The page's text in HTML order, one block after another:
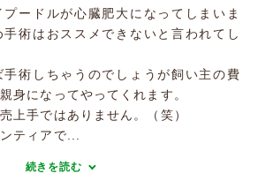
ードルが心臓肥大になってしまいま
手術はおススメできないと言われてし
術しちゃうのでしょうが飼い主の費
身になってやってくれます。
上手ではありません。（笑）
ティアで...
続きを読む